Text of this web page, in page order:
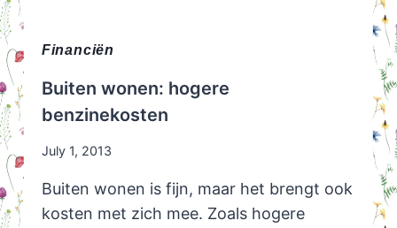
Financiën
Buiten wonen: hogere
benzinekosten
July 1, 2013
Buiten wonen is fijn, maar het brengt ook
kosten met zich mee. Zoals hogere